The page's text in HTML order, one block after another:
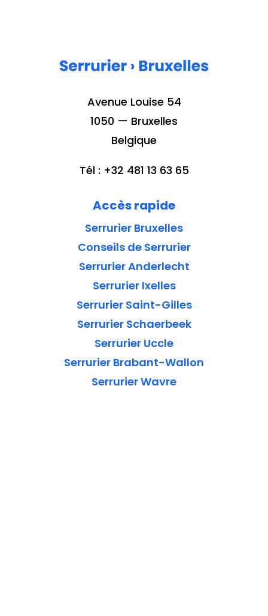
Avenue Louise 54
1050 — Bruxelles
Belgique
Tél : +32 481 13 63 65
Accès rapide
Serrurier Bruxelles
Conseils de Serrurier
Serrurier Anderlecht
Serrurier Ixelles
Serrurier Saint-Gilles
Serrurier Schaerbeek
Serrurier Uccle
Serrurier Brabant-Wallon
Serrurier Wavre